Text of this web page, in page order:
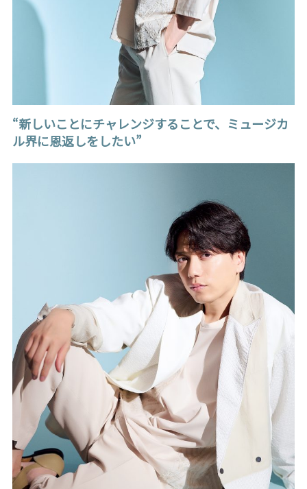
“新しいことにチャレンジすることで、ミュージカ
ル界に恩返しをしたい”